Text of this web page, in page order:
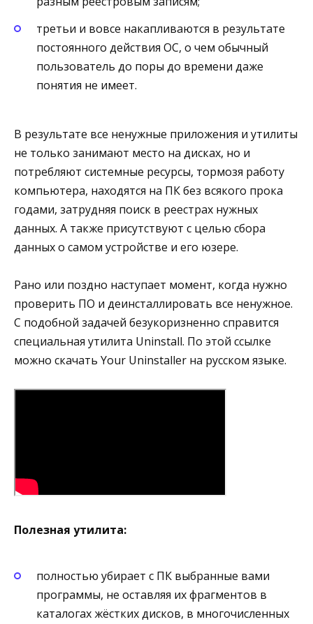
третьи и вовсе накапливаются в результате
постоянного действия ОС, о чем обычный
пользователь до поры до времени даже
понятия не имеет.
В результате все ненужные приложения и утилиты
не только занимают место на дисках, но и
потребляют системные ресурсы, тормозя работу
компьютера, находятся на ПК без всякого прока
годами, затрудняя поиск в реестрах нужных
данных. А также присутствуют с целью сбора
данных о самом устройстве и его юзере.
Рано или поздно наступает момент, когда нужно
проверить ПО и деинсталлировать все ненужное.
С подобной задачей безукоризненно справится
специальная утилита Uninstall. По этой ссылке
можно скачать Your Uninstaller на русском языке.
Полезная утилита:
полностью убирает с ПК выбранные вами
программы, не оставляя их фрагментов в
каталогах жёстких дисков, в многочисленных